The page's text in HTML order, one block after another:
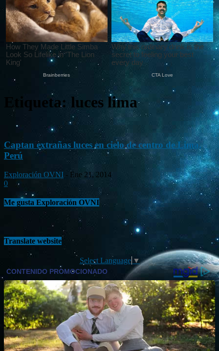
Etiqueta: luces lima
Captan extrañas luces en cielo de centro de Lima,
Perú
Exploración OVNI - Ene 21, 2014
0
Me gusta Exploración OVNI
Translate website
Select Language ▼